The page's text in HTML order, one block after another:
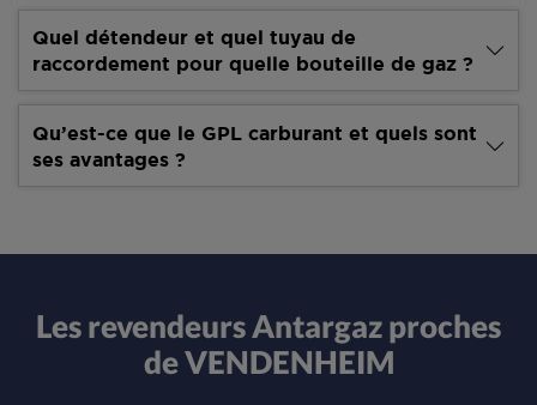
Quel détendeur et quel tuyau de
raccordement pour quelle bouteille de gaz ?
Qu’est-ce que le GPL carburant et quels sont
ses avantages ?
Les revendeurs Antargaz proches
de VENDENHEIM